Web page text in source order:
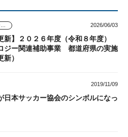
お役立ちコンテンツ 2026/06/03
新】２０２６年度（令和８年度）
ジー関連補助事業 都道府県の実施
）
2019/11/09
日本サッカー協会のシンボルになっ